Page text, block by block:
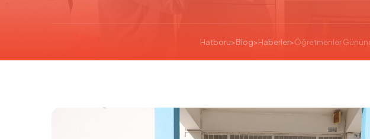
Hatboru>Blog>Haberler>Öğretmenler